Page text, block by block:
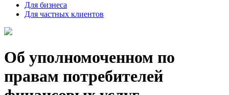
Для бизнеса
Для частных клиентов
Об уполномоченном по
правам потребителей